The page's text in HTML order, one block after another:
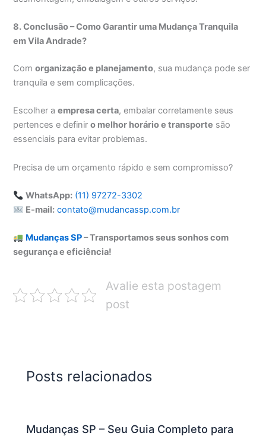
8. Conclusão – Como Garantir uma Mudança Tranquila
em Vila Andrade?
Comorganização e planejamento, sua mudança pode ser
tranquila e sem complicações.
Escolher aempresa certa, embalar corretamente seus
pertences e definiro melhor horário e transporte são
essenciais para evitar problemas.
Precisa de um orçamento rápido e sem compromisso?
WhatsApp: (11) 97272-3302
E-mail: contato@mudancassp.com.br
Mudanças SP– Transportamos seus sonhos com
segurança e eficiência!
Avalie esta postagem
post
Posts relacionados
Mudanças SP – Seu Guia Completo para